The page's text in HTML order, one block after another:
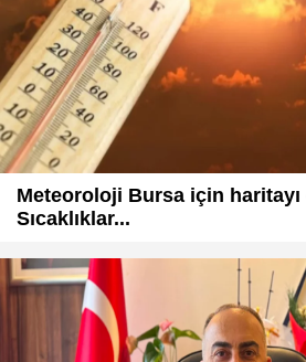
Meteoroloji Bursa için
Sıcaklıklar...